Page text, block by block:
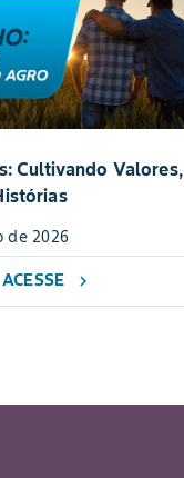
Cultivando Valores,
de 2026
ACESSE chevron_right